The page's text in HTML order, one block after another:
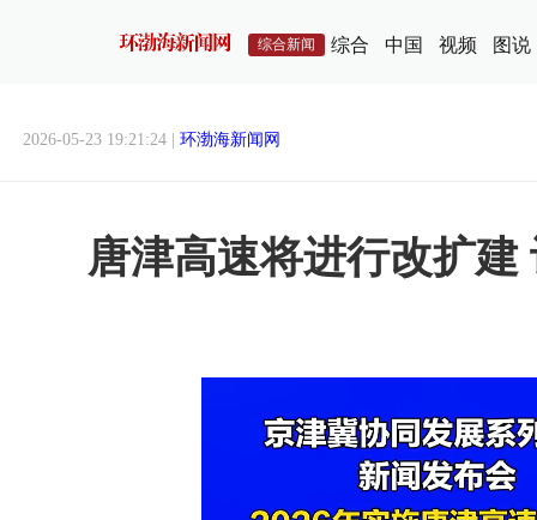
综合新闻 综合 中国 视频 图说
2026-05-23 19:21:24 | 环渤海新闻网
唐津高速将进行改扩建